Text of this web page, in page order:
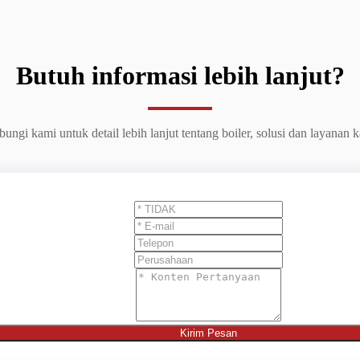
Butuh informasi lebih lanjut?
kami untuk detail lebih lanjut tentang boiler, solusi dan layanan
Kirim Pesan